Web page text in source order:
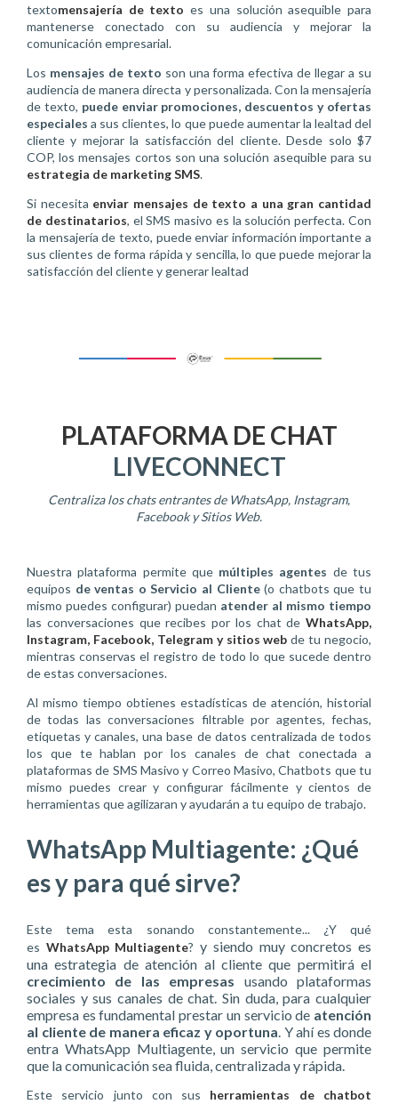
textomensajería de texto es una solución asequible para
mantenerse conectado con su audiencia y mejorar la
comunicación empresarial.
Los mensajes de texto son una forma efectiva de llegar a su
audiencia de manera directa y personalizada. Con la mensajería
de texto, puede enviar promociones, descuentos y ofertas
especiales a sus clientes, lo que puede aumentar la lealtad del
cliente y mejorar la satisfacción del cliente. Desde solo $7
COP, los mensajes cortos son una solución asequible para su
estrategia de marketing SMS.
Si necesita enviar mensajes de texto a una gran cantidad
de destinatarios, el SMS masivo es la solución perfecta. Con
la mensajería de texto, puede enviar información importante a
sus clientes de forma rápida y sencilla, lo que puede mejorar la
satisfacción del cliente y generar lealtad
PLATAFORMA DE CHAT
LIVECONNECT
Centraliza los chats entrantes de WhatsApp, Instagram,
Facebook y Sitios Web.
Nuestra plataforma permite que múltiples agentes de tus
equipos de ventas o Servicio al Cliente(o chatbots que tu
mismo puedes configurar) puedan atender al mismo tiempo
las conversaciones que recibes por los chat de WhatsApp,
Instagram, Facebook, Telegram y sitios web de tu negocio,
mientras conservas el registro de todo lo que sucede dentro
de estas conversaciones.
Al mismo tiempo obtienes estadísticas de atención, historial
de todas las conversaciones filtrable por agentes, fechas,
etiquetas y canales, una base de datos centralizada de todos
los que te hablan por los canales de chat conectada a
plataformas de SMS Masivo y Correo Masivo, Chatbots que tu
mismo puedes crear y configurar fácilmente y cientos de
herramientas que agilizaran y ayudarán a tu equipo de trabajo.
WhatsApp Multiagente: ¿Qué
es y para qué sirve?
Este tema esta sonando constantemente... ¿Y qué
es WhatsApp Multiagente?y siendo muy concretos es
una estrategia de atención al cliente que permitirá el
crecimiento de las empresas usando plataformas
sociales y sus canales de chat. Sin duda, para cualquier
empresa es fundamental prestar un servicio de atención
al cliente de manera eficaz y oportuna. Y ahí es donde
entra WhatsApp Multiagente, un servicio que permite
que la comunicación sea fluida, centralizada y rápida.
Este servicio junto con sus herramientas de chatbot